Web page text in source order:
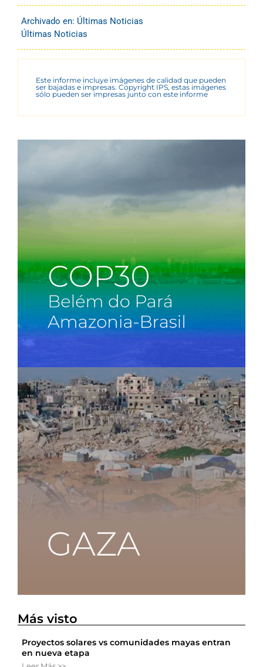
Archivado en: Últimas Noticias
Últimas Noticias
Este informe incluye imágenes de calidad que pueden
ser bajadas e impresas. Copyright IPS, estas imágenes
sólo pueden ser impresas junto con este informe
Más visto
Proyectos solares vs comunidades mayas entran
en nueva etapa